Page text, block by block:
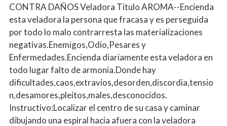
CONTRA DAÑOS Veladora Titulo AROMA--Encienda
esta veladora la persona que fracasa y es perseguida
por todo lo malo contrarresta las materializaciones
negativas.Enemigos,Odio,Pesares y
Enfermedades.Encienda diariamente esta veladora en
todo lugar falto de armonia.Donde hay
dificultades,caos,extravios,desorden,discordia,tensio
n,desamores,pleitos,males,desconocidos.
Instructivo:Localizar el centro de su casa y caminar
dibujando una espiral hacia afuera con la veladora